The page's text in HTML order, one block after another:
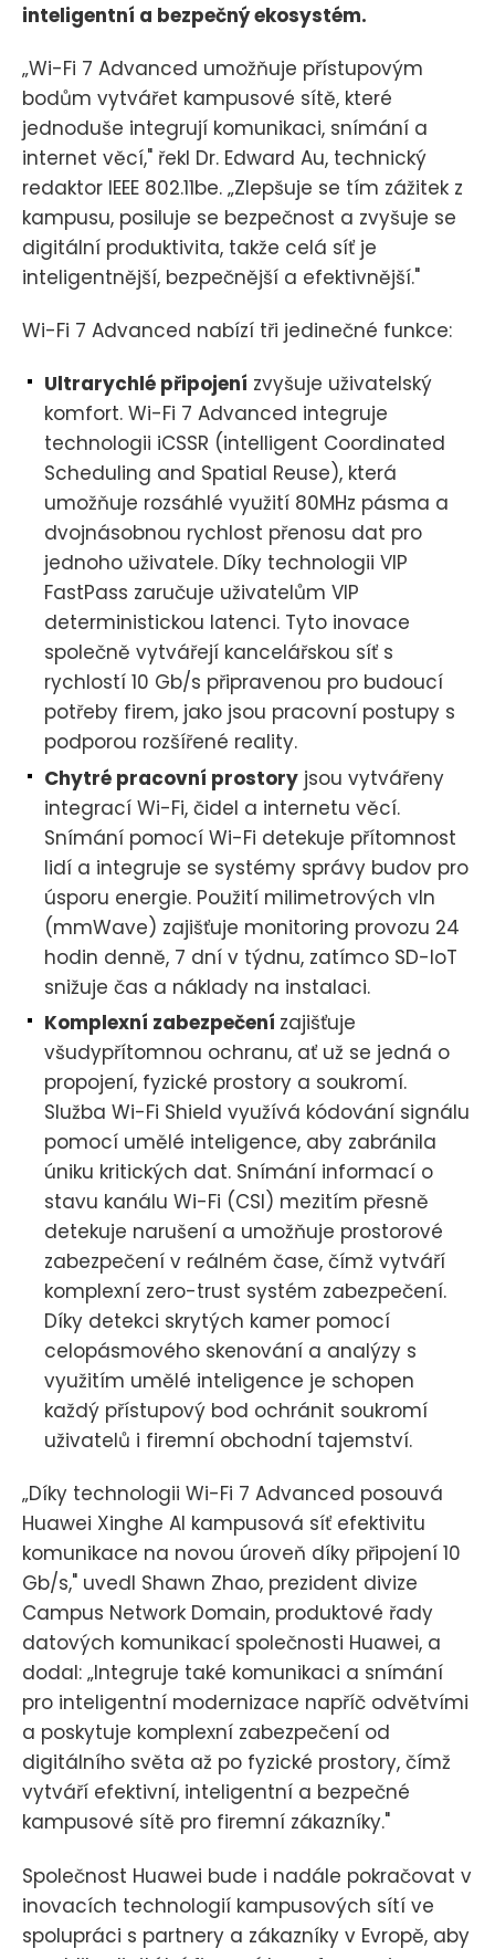
inteligentní a bezpečný ekosystém.
„Wi-Fi 7 Advanced umožňuje přístupovým
bodům vytvářet kampusové sítě, které
jednoduše integrují komunikaci, snímání a
internet věcí," řekl Dr. Edward Au, technický
redaktor IEEE 802.11be. „Zlepšuje se tím zážitek z
kampusu, posiluje se bezpečnost a zvyšuje se
digitální produktivita, takže celá síť je
inteligentnější, bezpečnější a efektivnější."
Wi-Fi 7 Advanced nabízí tři jedinečné funkce:
Ultrarychlé připojení zvyšuje uživatelský
komfort. Wi-Fi 7 Advanced integruje
technologii iCSSR (intelligent Coordinated
Scheduling and Spatial Reuse), která
umožňuje rozsáhlé využití 80MHz pásma a
dvojnásobnou rychlost přenosu dat pro
jednoho uživatele. Díky technologii VIP
FastPass zaručuje uživatelům VIP
deterministickou latenci. Tyto inovace
společně vytvářejí kancelářskou síť s
rychlostí 10 Gb/s připravenou pro budoucí
potřeby firem, jako jsou pracovní postupy s
podporou rozšířené reality.
Chytré pracovní prostory jsou vytvářeny
integrací Wi-Fi, čidel a internetu věcí.
Snímání pomocí Wi-Fi detekuje přítomnost
lidí a integruje se systémy správy budov pro
úsporu energie. Použití milimetrových vln
(mmWave) zajišťuje monitoring provozu 24
hodin denně, 7 dní v týdnu, zatímco SD-IoT
snižuje čas a náklady na instalaci.
Komplexní zabezpečení zajišťuje
všudypřítomnou ochranu, ať už se jedná o
propojení, fyzické prostory a soukromí.
Služba Wi-Fi Shield využívá kódování signálu
pomocí umělé inteligence, aby zabránila
úniku kritických dat. Snímání informací o
stavu kanálu Wi-Fi (CSI) mezitím přesně
detekuje narušení a umožňuje prostorové
zabezpečení v reálném čase, čímž vytváří
komplexní zero-trust systém zabezpečení.
Díky detekci skrytých kamer pomocí
celopásmového skenování a analýzy s
využitím umělé inteligence je schopen
každý přístupový bod ochránit soukromí
uživatelů i firemní obchodní tajemství.
„Díky technologii Wi-Fi 7 Advanced posouvá
Huawei Xinghe AI kampusová síť efektivitu
komunikace na novou úroveň díky připojení 10
Gb/s," uvedl Shawn Zhao, prezident divize
Campus Network Domain, produktové řady
datových komunikací společnosti Huawei, a
dodal: „Integruje také komunikaci a snímání
pro inteligentní modernizace napříč odvětvími
a poskytuje komplexní zabezpečení od
digitálního světa až po fyzické prostory, čímž
vytváří efektivní, inteligentní a bezpečné
kampusové sítě pro firemní zákazníky."
Společnost Huawei bude i nadále pokračovat v
inovacích technologií kampusových sítí ve
spolupráci s partnery a zákazníky v Evropě, aby